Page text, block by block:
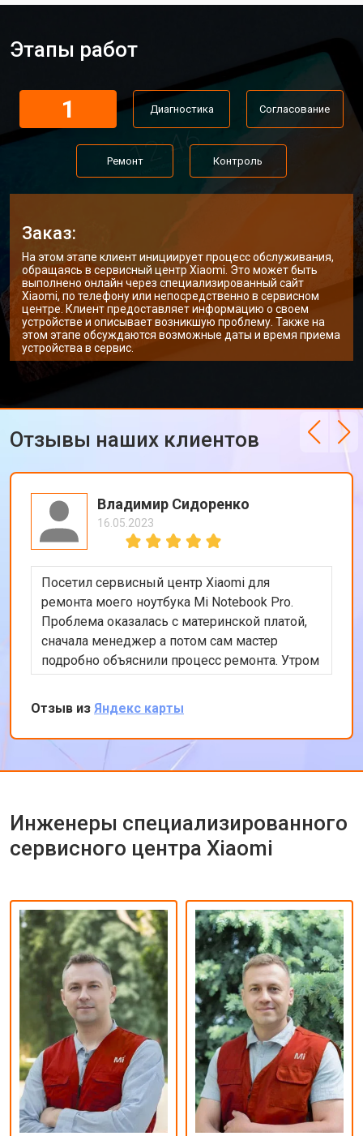
Этапы работ
1 Диагностика Согласование
Ремонт Контроль
Заказ:
На этом этапе клиент инициирует процесс обслуживания,
обращаясь в сервисный центр Xiaomi. Это может быть
выполнено онлайн через специализированный сайт
Xiaomi, по телефону или непосредственно в сервисном
центре. Клиент предоставляет информацию о своем
устройстве и описывает возникшую проблему. Также на
этом этапе обсуждаются возможные даты и время приема
устройства в сервис.
Отзывы наших клиентов
Владимир Сидоренко
16.05.2023
Посетил сервисный центр Xiaomi для
ремонта моего ноутбука Mi Notebook Pro.
Проблема оказалась с материнской платой,
сначала менеджер а потом сам мастер
подробно объяснили процесс ремонта. Утром
оставил заявку, в обед курьер приехал и к
вечеру ноутбук был готов-очень быстро.
Впечатлен оперативностью и качеством
ремонта.
Отзыв из Яндекс карты
Инженеры специализированного
сервисного центра Xiaomi